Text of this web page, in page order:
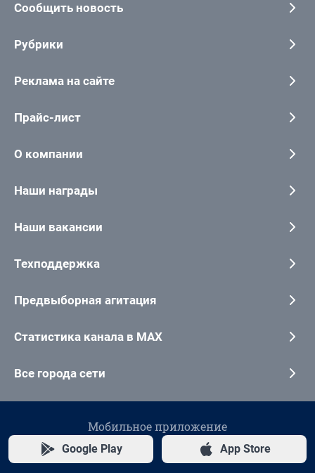
Сообщить новость
Рубрики
Реклама на сайте
Прайс-лист
О компании
Наши награды
Наши вакансии
Техподдержка
Предвыборная агитация
Статистика канала в MAX
Все города сети
Мобильное приложение
Google Play App Store